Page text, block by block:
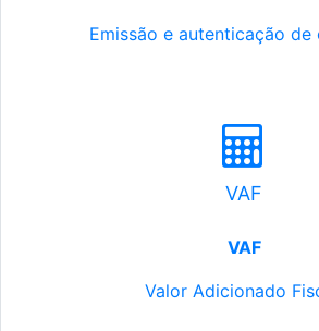
Emissão e autenticação de
VAF
VAF
Valor Adicionado